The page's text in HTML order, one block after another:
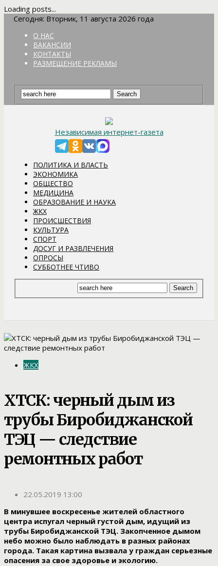
Loading posts...
Сегодня: Вторник, 11 августа 2026 года
О НАС
ВАКАНСИИ
КОНТАКТЫ
РАЗМЕЩЕНИЕ РЕКЛАМЫ
Независимая интернет-газета
ПОЛИТИКА И ВЛАСТЬ
ЭКОНОМИКА
ОБЩЕСТВО
МЕДИЦИНА
ОБРАЗОВАНИЕ И НАУКА
ЖКХ
ПРОИСШЕСТВИЯ
КУЛЬТУРА
СПОРТ
ДОСУГ И РАЗВЛЕЧЕНИЯ
ОПРОСЫ
СУББОТНЕЕ ЧТИВО
ЖКХ
ХТСК: черный дым из
трубы Биробиджанской
ТЭЦ — следствие
ремонтных работ
22.05.2019 13:00
В минувшее воскресенье жителей областного
центра испугал черный густой дым, идущий из
трубы Биробиджанской ТЭЦ. Закопченное дымом
небо можно было наблюдать в разных районах
города. Такая картина вызвала у граждан серьезные
опасения за свое здоровье и экологию.